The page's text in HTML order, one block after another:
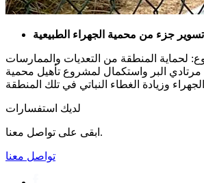
لحماية المنطقة من التعديات والممارسات
مرتادي البر واستكمال لمشروع تأهيل محمية
لديك استفسارات
ابقى على تواصل معنا.
تواصل معنا